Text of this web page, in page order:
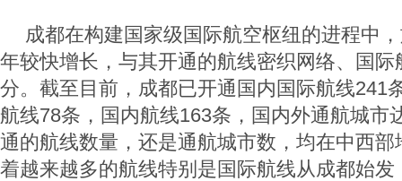
成都在构建国家级国际航空枢纽的进程中
年较快增长，与其开通的航线密织网络、国
分。截至目前，成都已开通国内国际航线241
航线78条，国内航线163条，国内外通航城市
通的航线数量，还是通航城市数，均在中西
着越来越多的航线特别是国际航线从成都始